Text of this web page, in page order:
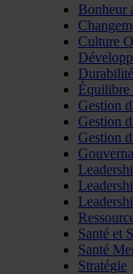
Bonheur
Culture
Équilibre
Gestion
Gestion
Gestion
Santé et
Santé
Stratégie